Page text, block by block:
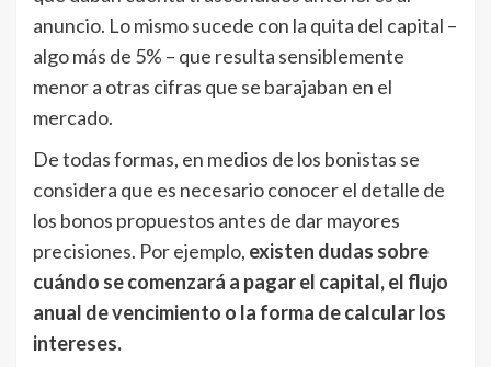
anuncio. Lo mismo sucede con la quita del capital –
algo más de 5% – que resulta sensiblemente
menor a otras cifras que se barajaban en el
mercado.
De todas formas, en medios de los bonistas se
considera que es necesario conocer el detalle de
los bonos propuestos antes de dar mayores
precisiones. Por ejemplo, existen dudas sobre
cuándo se comenzará a pagar el capital, el flujo
anual de vencimiento o la forma de calcular los
intereses.